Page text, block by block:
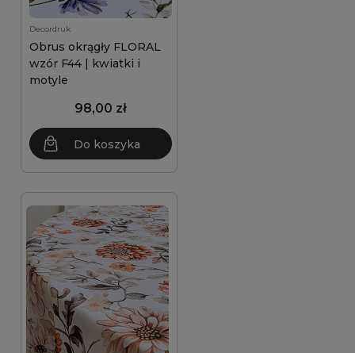
Decordruk
Obrus okrągły FLORAL
wzór F44 | kwiatki i
motyle
98,00 zł
Do koszyka